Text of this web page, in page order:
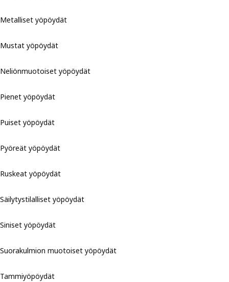
Metalliset yöpöydät
Mustat yöpöydät
Neliönmuotoiset yöpöydät
Pienet yöpöydät
Puiset yöpöydät
Pyöreät yöpöydät
Ruskeat yöpöydät
Säilytystilalliset yöpöydät
Siniset yöpöydät
Suorakulmion muotoiset yöpöydät
Tammiyöpöydät